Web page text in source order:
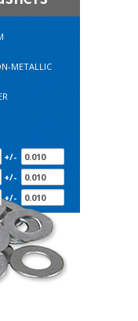
METALLIC
+/-
+/-
+/-